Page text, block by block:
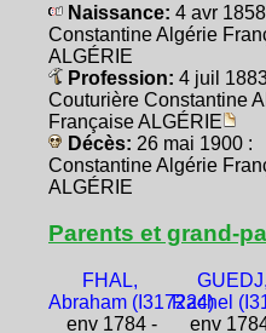
Naissance: 4 avr
Constantine Algérie
ALGÉRIE
Profession: 4 juil
Couturière Constantine
Française ALGÉRIE
Décès: 26 mai 1900 :
Constantine Algérie
ALGÉRIE
Parents et grand-
FHAL,
Abraham (I317224)
env 1784 -
GUEDJ,
Rachel
env